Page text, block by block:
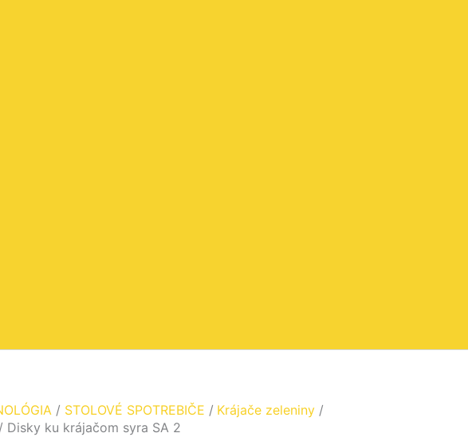
STOLOVÉ SPOTREBIČE
Krájače zeleniny
Disky ku krájačom syra SA 2